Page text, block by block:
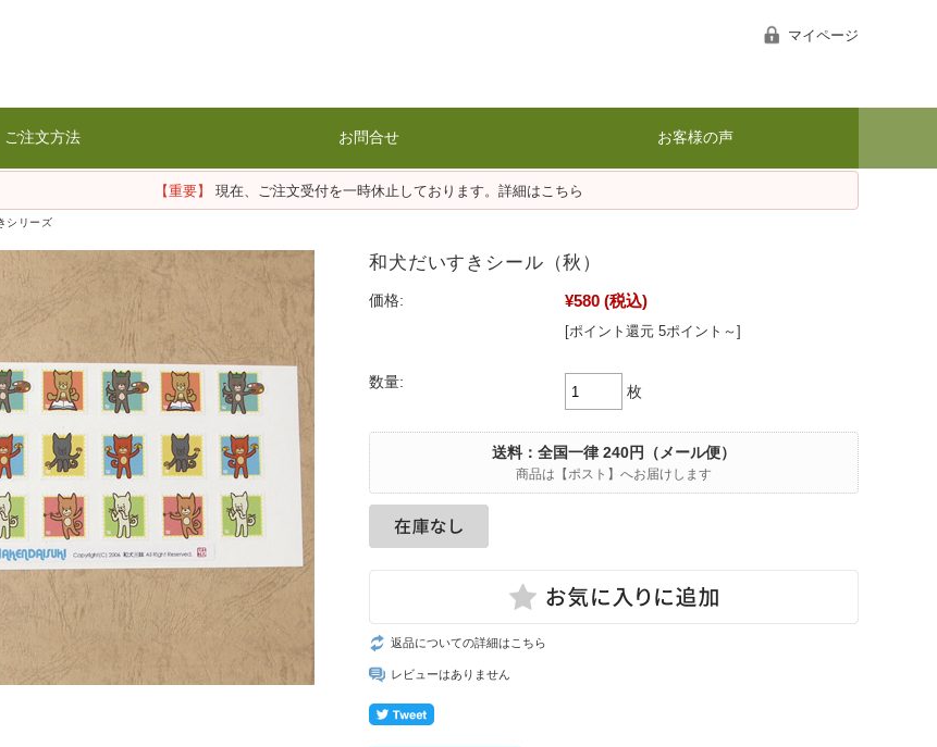
マイページ
ご注文方法 お問合せ お客様の声
【重要】 現在、ご注文受付を一時休止しております。詳細はこちら
シリーズ
和犬だいすきシール（秋）
価格: ¥580 (税込)
[ポイント還元 5ポイント～]
数量:
枚
送料：全国一律 240円（メール便）
商品は【ポスト】へお届けします
返品についての詳細はこちら
レビューはありません